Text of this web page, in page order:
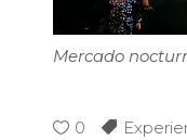
Mercado
0